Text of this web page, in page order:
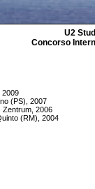
U2
Concorso
2009
(PS), 2007
Zentrum, 2006
(RM), 2004